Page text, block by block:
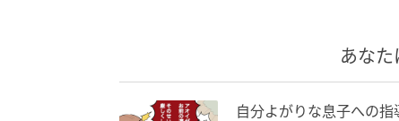
あな
自分よがりな息子への